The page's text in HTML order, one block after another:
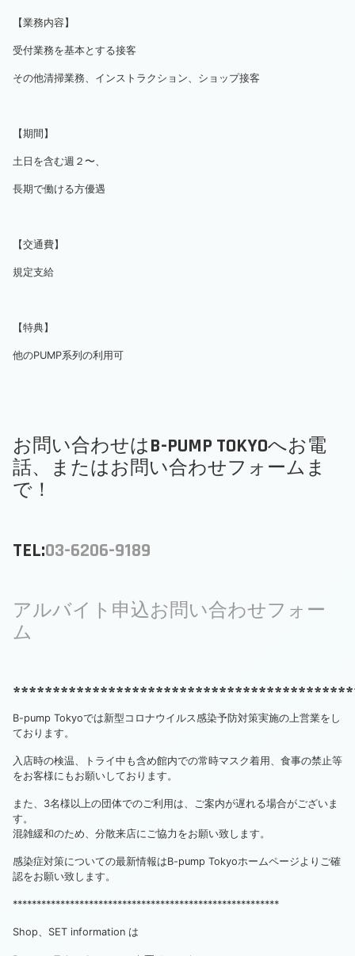
【業務内容】
受付業務を基本とする接客
その他清掃業務、インストラクション、ショップ接客
【期間】
土日を含む週２〜、
長期で働ける方優遇
【交通費】
規定支給
【特典】
他のPUMP系列の利用可
お問い合わせはB-PUMP TOKYOへお電
話、またはお問い合わせフォームま
で！
TEL:03-6206-9189
アルバイト申込お問い合わせフォー
ム
B-pump Tokyoでは新型コロナウイルス感染予防対策実施の上営業をし
ております。
入店時の検温、トライ中も含め館内での常時マスク着用、食事の禁止等
をお客様にもお願いしております。
また、3名様以上の団体でのご利用は、ご案内が遅れる場合がございま
す。
混雑緩和のため、分散来店にご協力をお願い致します。
感染症対策についての最新情報はB-pump Tokyoホームページよりご確
認をお願い致します。
********************************************************
Shop、SET information は